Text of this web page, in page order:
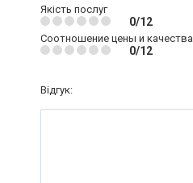
Якість послуг
0/12
Соотношение цены и качества
0/12
Відгук: